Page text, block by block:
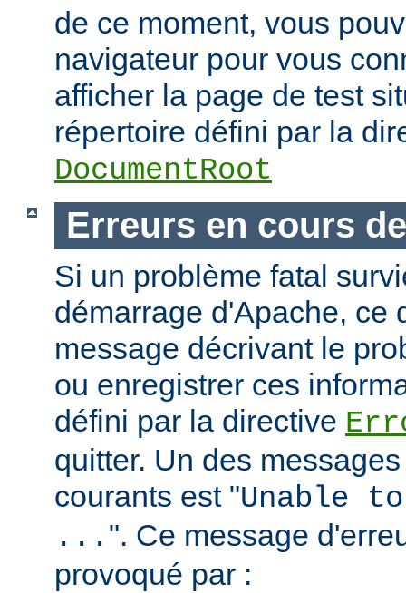
de ce moment, vous
navigateur pour vous
afficher la page de test
répertoire défini par la
DocumentRoot
Erreurs en cours
Si un problème fatal
démarrage d'Apache, ce
message décrivant le
ou enregistrer ces
défini par la directive
quitter. Un des
courants est "Unable
... ". Ce message
provoqué par :